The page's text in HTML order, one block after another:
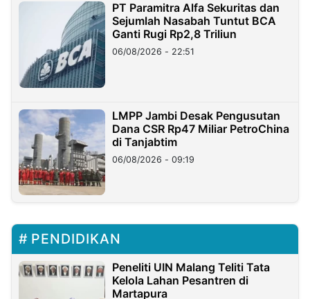
PT Paramitra Alfa Sekuritas dan
Sejumlah Nasabah Tuntut BCA
Ganti Rugi Rp2,8 Triliun
06/08/2026 - 22:51
LMPP Jambi Desak Pengusutan
Dana CSR Rp47 Miliar PetroChina
di Tanjabtim
06/08/2026 - 09:19
PENDIDIKAN
Peneliti UIN Malang Teliti Tata
Kelola Lahan Pesantren di
Martapura